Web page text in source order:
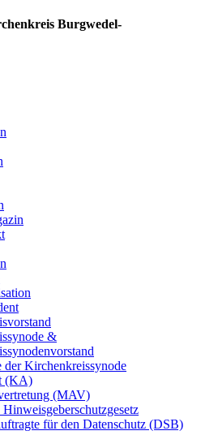
Burgwedel-
&
der Kirchenkreissynode
(KA)
(MAV)
für den Datenschutz (DSB)